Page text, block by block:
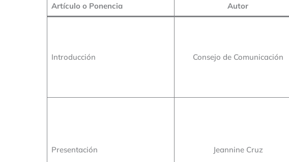
Artículo o Ponencia Autor
Introducción Consejo de Comunicación
Presentación Jeannine Cruz